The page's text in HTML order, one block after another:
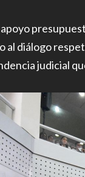
al diálogo
judicial